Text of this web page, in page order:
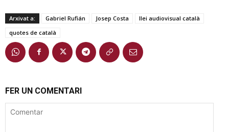
Arxivat a: Gabriel Rufián Josep Costa
llei audiovisual català
quotes de català
FER UN COMENTARI